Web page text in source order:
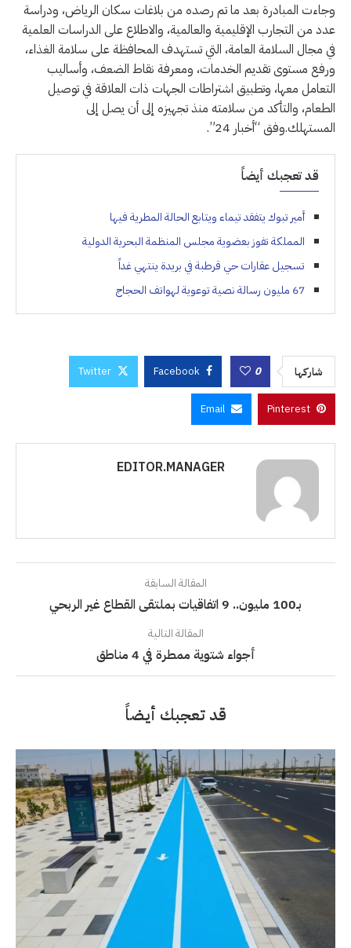
وجاءت المبادرة بعد ما تم رصده من بلاغات سكان الرياض، ودراسة
عدد من التجارب الإقليمية والعالمية، والاطلاع على الدراسات العلمية
في مجال السلامة العامة، التي تستهدف المحافظة على سلامة الغذاء،
ورفع مستوى تقديم الخدمات، ومعرفة نقاط الضعف، وأساليب
التعامل معها، وتطبيق اشتراطات الجهات ذات العلاقة في توصيل
الطعام، والتأكد من سلامته منذ تجهيزه إلى أن يصل إلى
المستهلك.وفق “أخبار 24”.
قد تعجبك أيضاً
أمير تبوك يتفقد تيماء ويتابع الحالة المطرية فيها
المملكة تفوز بعضوية مجلس المنظمة البحرية الدولية
تسجيل عقارات حي قرطبة في بريدة ينتهي غداً
67 مليون رسالة نصية توعوية لهواتف الحجاج
شاركها 0
Facebook
Twitter
Pinterest
Email
EDITOR.MANAGER
المقالة السابقة
بـ100 مليون.. 9 اتفاقيات بملتقى القطاع غير الربحي
المقالة التالية
أجواء شتوية ممطرة في 4 مناطق
قد تعجبك أيضاً